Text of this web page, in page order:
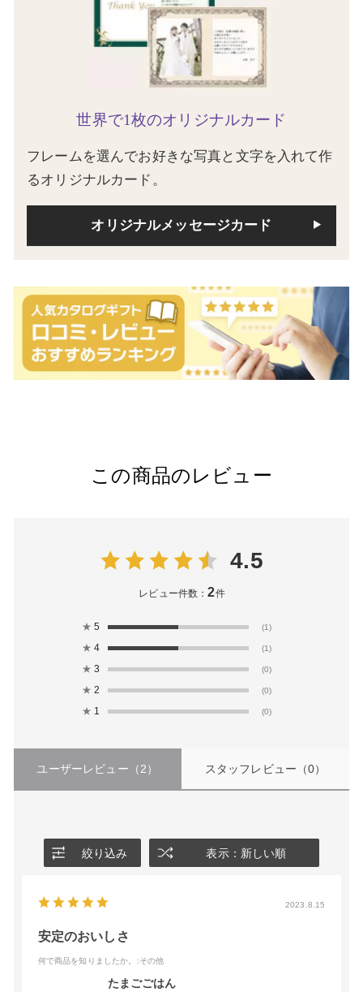
世界で1枚のオリジナルカード
フレームを選んでお好きな写真と文字を入れて作
るオリジナルカード。
オリジナルメッセージカード
この商品のレビュー
4.5
レビュー件数：2件
★ 5 (1)
★ 4 (1)
★ 3 (0)
★ 2 (0)
★ 1 (0)
ユーザーレビュー （2） スタッフレビュー （0）
絞り込み 表示：新しい順
2023.8.15
安定のおいしさ
何で商品を知りましたか。 :その他
たまごごはん